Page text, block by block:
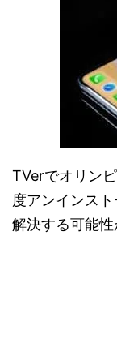
TVerでオリン
度アンインス
解決する可能性